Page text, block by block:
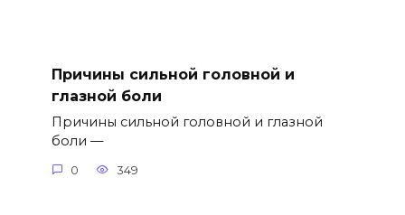
Причины сильной головной и
глазной боли
Причины сильной головной и глазной
боли —
0 349